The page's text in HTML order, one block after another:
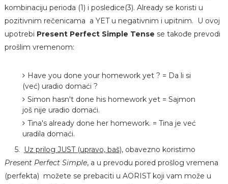
kombinaciju perioda (1) i posledice(3). Already se koristi u
pozitivnim rečenicama a YET u negativnim i upitnim. U ovoj
upotrebi Present Perfect Simple Tense se takođe prevodi
prošlim vremenom:
Have you done your homework yet ? = Da li si
(već) uradio domaći ?
Simon hasn't done his homework yet = Sajmon
još nije uradio domaći.
Tina's already done her homework. = Tina je već
uradila domaći.
5.
Uz prilog JUST (upravo, baš), obavezno koristimo
Present Perfect Simple, a u prevodu pored prošlog vremena
(perfekta) možete se prebaciti u AORIST koji vam može u